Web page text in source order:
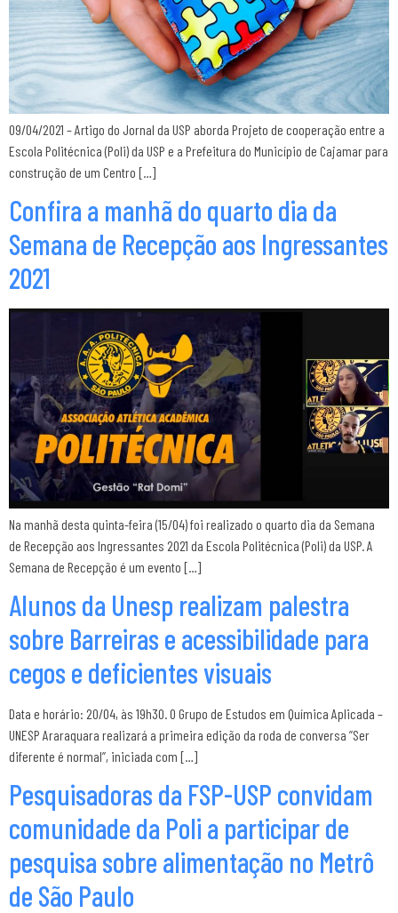
09/04/2021 – Artigo do Jornal da USP aborda Projeto de cooperação entre a
Escola Politécnica (Poli) da USP e a Prefeitura do Município de Cajamar para
construção de um Centro […]
Confira a manhã do quarto dia da
Semana de Recepção aos Ingressantes
2021
Na manhã desta quinta-feira (15/04) foi realizado o quarto dia da Semana
de Recepção aos Ingressantes 2021 da Escola Politécnica (Poli) da USP. A
Semana de Recepção é um evento […]
Alunos da Unesp realizam palestra
sobre Barreiras e acessibilidade para
cegos e deficientes visuais
Data e horário: 20/04, às 19h30. O Grupo de Estudos em Química Aplicada –
UNESP Araraquara realizará a primeira edição da roda de conversa ”Ser
diferente é normal”, iniciada com […]
Pesquisadoras da FSP-USP convidam
comunidade da Poli a participar de
pesquisa sobre alimentação no Metrô
de São Paulo